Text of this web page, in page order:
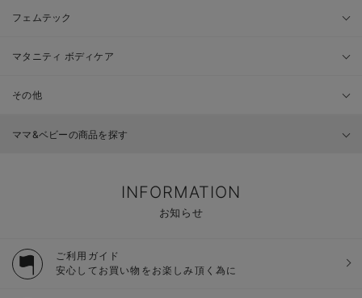
フェムテック
マタニティ ボディケア
その他
ママ&ベビーの商品を探す
INFORMATION
お知らせ
ご利用ガイド
安心してお買い物をお楽しみ頂く為に